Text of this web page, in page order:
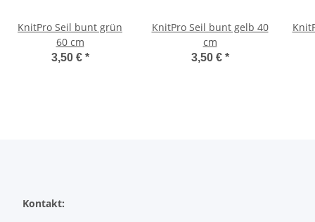
KnitPro Seil bunt grün
60 cm
3,50 € *
KnitPro Seil bunt gelb 40
cm
3,50 € *
Kontakt: